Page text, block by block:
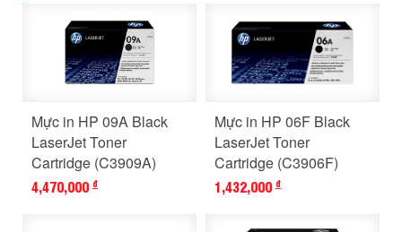
Mực in HP 09A Black
LaserJet Toner
Cartridge (C3909A)
4,470,000 đ
Mực in HP 06F Black
LaserJet Toner
Cartridge (C3906F)
1,432,000 đ